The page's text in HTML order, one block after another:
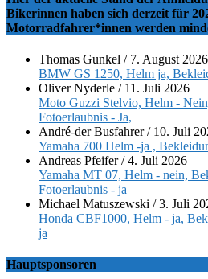
Bikerinnen haben sich derzeit für
Motorradfahrer*innen werden
Thomas Gunkel / 7. August 2026
BMW GS 1250, Helm ja,
Oliver Nyderle / 11. Juli 2026
Moto Guzzi Stelvio, Helm -
Fotoerlaubnis - Ja,
André-der Busfahrer/ 10. Juli
Yamaha 700 Helm -ja ,
Andreas Pfeifer/4. Juli 2026
Yamaha MT 07, Helm - nein,
Fotoerlaubnis - ja
Michael Matuszewski /3. Juli
Honda CBF1000, Helm - ja,
ja
Hauptsponsoren